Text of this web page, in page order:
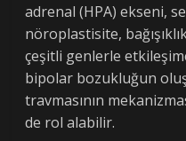
adrenal (HPA) ekseni,
nöroplastisite,
çeşitli genlerle
bipolar bozukluğun
travmasının
de rol alabilir.